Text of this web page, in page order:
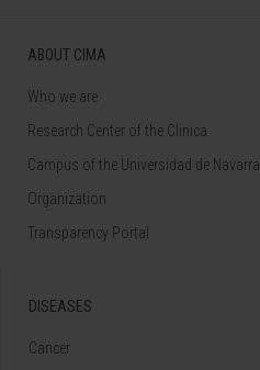
ABOUT CIMA
Who we are
Research Center of the Clinica
Campus of the Universidad de Navarra
Organization
Transparency Portal
DISEASES
Cancer